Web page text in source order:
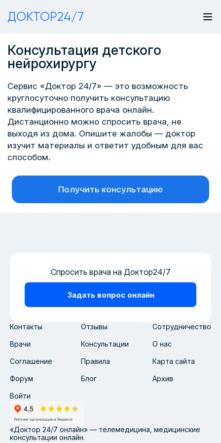
ДОКТОР24/7
Консультация детского
нейрохирургу
Сервис «Доктор 24/7» — это возможность
круглосуточно получить консультацию
квалифицированного врача онлайн.
Дистанционно можно спросить врача, не
выходя из дома. Опишите жалобы — доктор
изучит материалы и ответит удобным для вас
способом.
Получить консультацию
Контакты Отзывы Сотрудничество
Врачи Консультации О нас
Соглашение Правила Карта сайта
Форум Блог Архив
Войти
Спросить врача на Доктор24/7
Задать вопрос онлайн
«Доктор 24/7 онлайн» — телемедицина, медицинские
консультации онлайн.